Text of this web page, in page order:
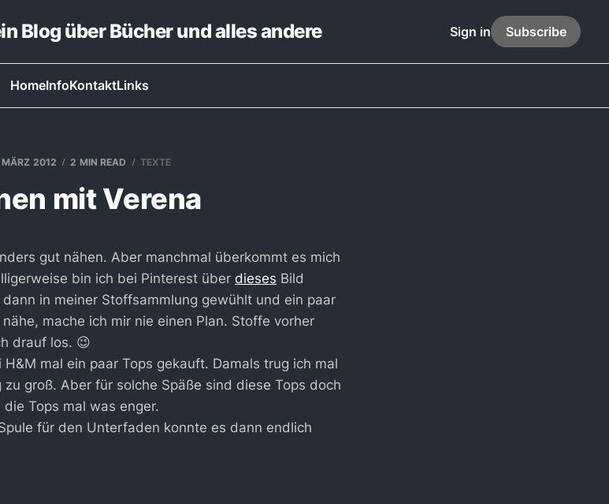
Blog über Bücher und alles andere
HomeInfoKontaktLinks
Sign in Subscribe
MÄRZ 2012 2 MIN READ TEXTE
mit Verena
gut nähen. Aber manchmal überkommt es mich
bin ich bei Pinterest über dieses Bild
in meiner Stoffsammlung gewühlt und ein paar
mache ich mir nie einen Plan. Stoffe vorher
drauf los. 😉
mal ein paar Tops gekauft. Damals trug ich mal
groß. Aber für solche Späße sind diese Tops doch
Tops mal was enger.
für den Unterfaden konnte es dann endlich